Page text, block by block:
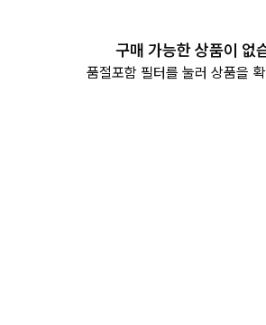
구매 가능한 상품이 없
품절포함 필터를 눌러 상품을